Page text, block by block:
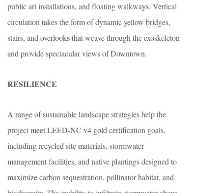
public art installations, and floating walkways. Vertical
circulation takes the form of dynamic yellow bridges,
stairs, and overlooks that weave through the exoskeleton
and provide spectacular views of Downtown.
RESILIENCE
A range of sustainable landscape strategies help the
project meet LEED-NC v4 gold certification goals,
including recycled site materials, stormwater
management facilities, and native plantings designed to
maximize carbon sequestration, pollinator habitat, and